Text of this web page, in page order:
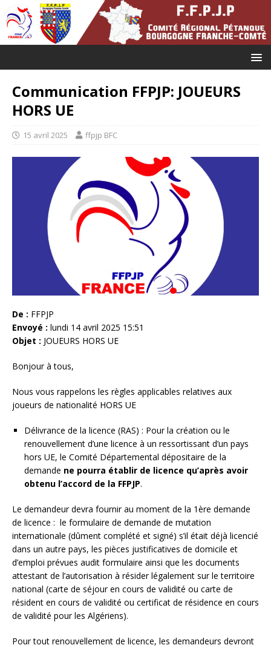
Communication FFPJP: JOUEURS
HORS UE
15 avril 2025 ffpjp BFC
De : FFPJP
Envoyé : lundi 14 avril 2025 15:51
Objet : JOUEURS HORS UE
Bonjour à tous,
Nous vous rappelons les règles applicables relatives aux
joueurs de nationalité HORS UE
Délivrance de la licence (RAS) : Pour la création ou le
renouvellement d’une licence à un ressortissant d’un pays
hors UE, le Comité Départemental dépositaire de la
demande ne pourra établir de licence qu’après avoir
obtenu l’accord de la FFPJP.
Le demandeur devra fournir au moment de la 1ère demande
de licence : le formulaire de demande de mutation
internationale (dûment complété et signé) s’il était déjà licencié
dans un autre pays, les pièces justificatives de domicile et
d’emploi prévues audit formulaire ainsi que les documents
attestant de l’autorisation à résider légalement sur le territoire
national (carte de séjour en cours de validité ou carte de
résident en cours de validité ou certificat de résidence en cours
de validité pour les Algériens).
Pour tout renouvellement de licence, les demandeurs devront